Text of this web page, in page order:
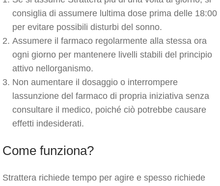
consiglia di assumere lultima dose prima delle 18:00
per evitare possibili disturbi del sonno.
Assumere il farmaco regolarmente alla stessa ora
ogni giorno per mantenere livelli stabili del principio
attivo nellorganismo.
Non aumentare il dosaggio o interrompere
lassunzione del farmaco di propria iniziativa senza
consultare il medico, poiché ciò potrebbe causare
effetti indesiderati.
Come funziona?
Strattera richiede tempo per agire e spesso richiede